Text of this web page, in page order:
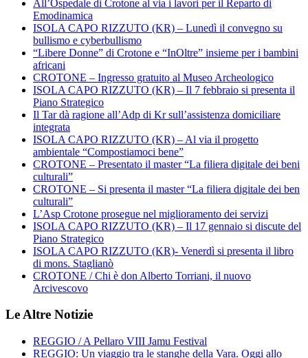
All’Ospedale di Crotone al via i lavori per il Reparto di
Emodinamica
ISOLA CAPO RIZZUTO (KR) – Lunedì il convegno su
bullismo e cyberbullismo
“Libere Donne” di Crotone e “InOltre” insieme per i bambini
africani
CROTONE – Ingresso gratuito al Museo Archeologico
ISOLA CAPO RIZZUTO (KR) – Il 7 febbraio si presenta il
Piano Strategico
Il Tar dà ragione all’Adp di Kr sull’assistenza domiciliare
integrata
ISOLA CAPO RIZZUTO (KR) – Al via il progetto
ambientale “Compostiamoci bene”
CROTONE – Presentato il master “La filiera digitale dei beni
culturali”
CROTONE – Si presenta il master “La filiera digitale dei ben
culturali”
L’Asp Crotone prosegue nel miglioramento dei servizi
ISOLA CAPO RIZZUTO (KR) – Il 17 gennaio si discute del
Piano Strategico
ISOLA CAPO RIZZUTO (KR)- Venerdì si presenta il libro
di mons. Staglianò
CROTONE / Chi è don Alberto Torriani, il nuovo
Arcivescovo
Le Altre Notizie
REGGIO / A Pellaro VIII Jamu Festival
REGGIO: Un viaggio tra le stanghe della Vara. Oggi allo